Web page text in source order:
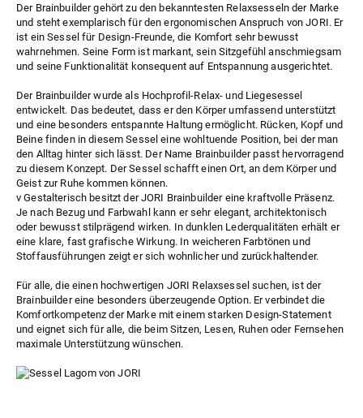
Der Brainbuildergehört zu den bekanntesten Relaxsesseln der Marke
und steht exemplarisch für den ergonomischen Anspruch von JORI. Er
ist ein Sessel für Design-Freunde, die Komfort sehr bewusst
wahrnehmen. Seine Form ist markant, sein Sitzgefühl anschmiegsam
und seine Funktionalität konsequent auf Entspannung ausgerichtet.
Der Brainbuilder wurde als Hochprofil-Relax- und Liegesessel
entwickelt. Das bedeutet, dass er den Körper umfassend unterstützt
und eine besonders entspannte Haltung ermöglicht. Rücken, Kopf und
Beine finden in diesem Sessel eine wohltuende Position, bei der man
den Alltag hinter sich lässt. Der Name Brainbuilder passt hervorragend
zu diesem Konzept. Der Sessel schafft einen Ort, an dem Körper und
Geist zur Ruhe kommen können.
v Gestalterisch besitzt der JORI Brainbuilder eine kraftvolle Präsenz.
Je nach Bezug und Farbwahl kann er sehr elegant, architektonisch
oder bewusst stilprägend wirken. In dunklen Lederqualitäten erhält er
eine klare, fast grafische Wirkung. In weicheren Farbtönen und
Stoffausführungen zeigt er sich wohnlicher und zurückhaltender.
Für alle, die einen hochwertigen JORI Relaxsessel suchen, ist der
Brainbuilder eine besonders überzeugende Option. Er verbindet die
Komfortkompetenz der Marke mit einem starken Design-Statement
und eignet sich für alle, die beim Sitzen, Lesen, Ruhen oder Fernsehen
maximale Unterstützung wünschen.